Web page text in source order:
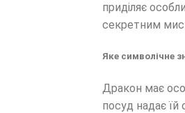
приділяє
секретним
Яке символічне
Дракон має
посуд надає